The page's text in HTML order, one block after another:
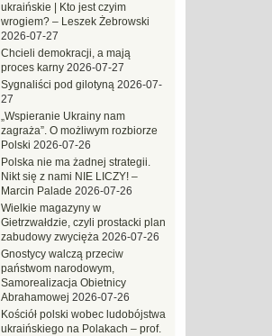
ukraińskie | Kto jest czyim
wrogiem? – Leszek Żebrowski
2026-07-27
Chcieli demokracji, a mają
proces karny 2026-07-27
Sygnaliści pod gilotyną 2026-07-
27
„Wspieranie Ukrainy nam
zagraża”. O możliwym rozbiorze
Polski 2026-07-26
Polska nie ma żadnej strategii.
Nikt się z nami NIE LICZY! –
Marcin Palade 2026-07-26
Wielkie magazyny w
Gietrzwałdzie, czyli prostacki plan
zabudowy zwycięża 2026-07-26
Gnostycy walczą przeciw
państwom narodowym,
Samorealizacja Obietnicy
Abrahamowej 2026-07-26
Kościół polski wobec ludobójstwa
ukraińskiego na Polakach – prof.